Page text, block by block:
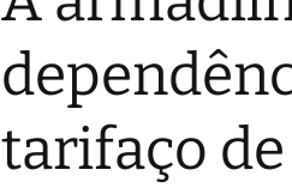
tarifaço